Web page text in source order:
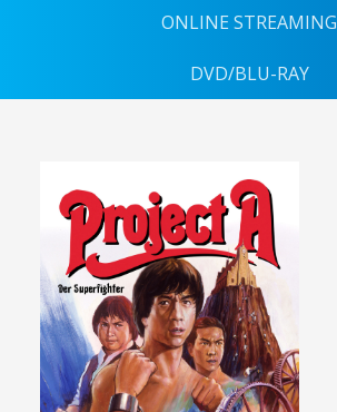
ONLINE STREAMING
DVD/BLU-RAY